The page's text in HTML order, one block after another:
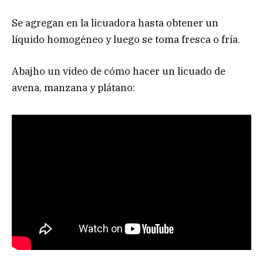
Se agregan en la licuadora hasta obtener un
líquido homogéneo y luego se toma fresca o fría.
Abajho un video de cómo hacer un licuado de
avena, manzana y plátano: